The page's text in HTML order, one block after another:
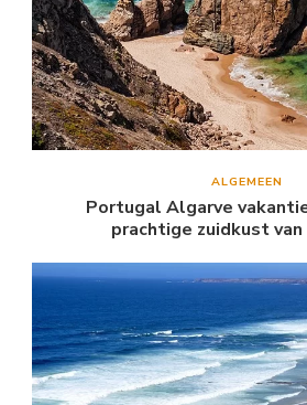
ALGEMEEN
Portugal Algarve
prachtige zuidkust